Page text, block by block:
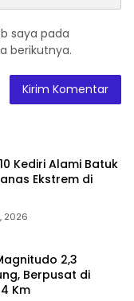
saya pada
berikutnya.
Kediri Alami Batuk
Ekstrem di
2026
2,3
Berpusat di
Km